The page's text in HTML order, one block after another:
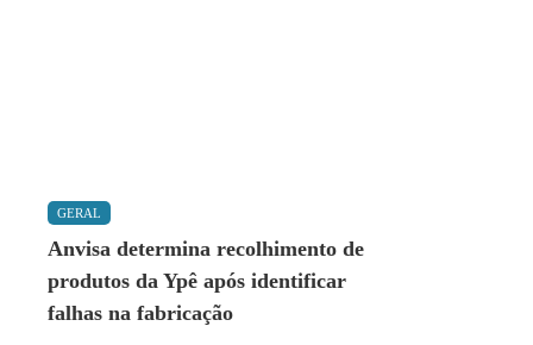
GERAL
Anvisa determina recolhimento de
produtos da Ypê após identificar
falhas na fabricação